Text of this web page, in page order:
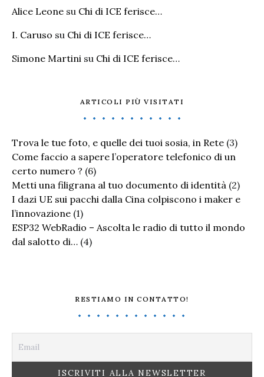
Alice Leone su Chi di ICE ferisce…
I. Caruso su Chi di ICE ferisce…
Simone Martini su Chi di ICE ferisce…
ARTICOLI PIÙ VISITATI
Trova le tue foto, e quelle dei tuoi sosia, in Rete (3)
Come faccio a sapere l’operatore telefonico di un
certo numero ? (6)
Metti una filigrana al tuo documento di identità (2)
I dazi UE sui pacchi dalla Cina colpiscono i maker e
l’innovazione (1)
ESP32 WebRadio – Ascolta le radio di tutto il mondo
dal salotto di… (4)
RESTIAMO IN CONTATTO!